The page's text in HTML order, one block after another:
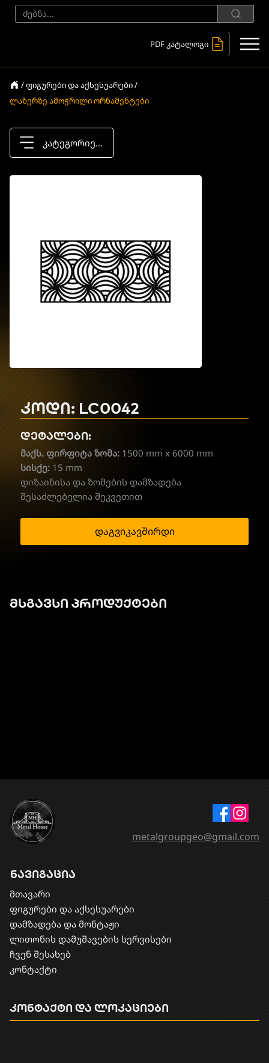
PDF კატალოგი
/ ფიგურები და აქსესუარები /
ლაზერზე ამოჭრილი ორნამენტები
კატეგორიები
კოდი: LC0042
დეტალები:
მაქს. ფირფიტა ზომა: 1500 mm x 6000 mm
სისქე: 15 mm
დიზაინისა და ზომების დამზადება
შესაძლებელია შეკვეთით
დაგვიკავშირდი
მსგავსი პროდუქტები
ნავიგაცია
მთავარი
ფიგურები და აქსესუარები
დამზადება და მონტაჟი
​ლითონის დამუშავების სერვისები
ჩვენ შესახებ
კონტაქტი
კონტაქტი და ლოკაციები
metalgroupgeo@gmail.com